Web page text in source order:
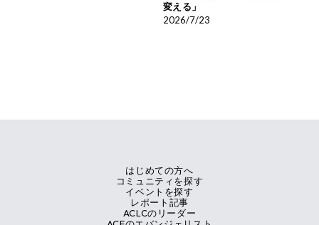
変える」
2026/7/23
はじめての方へ
コミュニティを探す
イベントを探す
レポート記事
ACLCのリーダー